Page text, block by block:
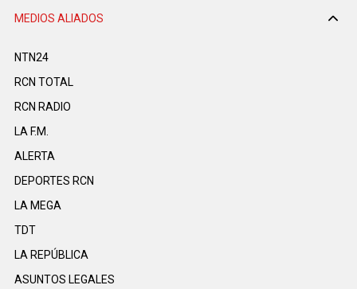
MEDIOS ALIADOS
NTN24
RCN TOTAL
RCN RADIO
LA F.M.
ALERTA
DEPORTES RCN
LA MEGA
TDT
LA REPÚBLICA
ASUNTOS LEGALES